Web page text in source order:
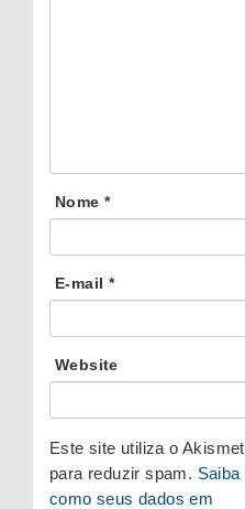
Nome *
E-mail *
Website
Este site utiliza o Akismet
para reduzir spam. Saiba
como seus dados em